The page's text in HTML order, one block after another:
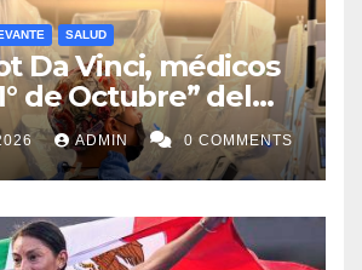
SALUD
Da Vinci, médicos
de Octubre” del
tumor renal a
72 años
ADMIN 0 COMMENTS